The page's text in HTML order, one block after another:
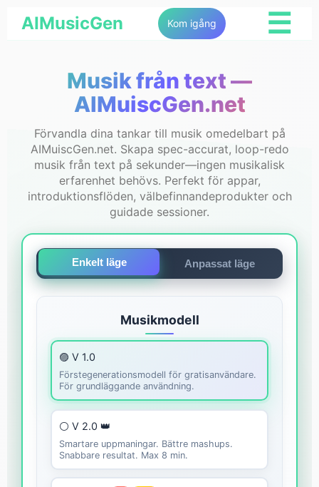
AIMusicGen Kom igång ☰
Musik från text —
AIMuiscGen.net
Förvandla dina tankar till musik omedelbart på
AIMuiscGen.net. Skapa spec-accurat, loop-redo
musik från text på sekunder—ingen musikalisk
erfarenhet behövs. Perfekt för appar,
introduktionsflöden, välbefinnandeprodukter och
guidade sessioner.
Enkelt läge Anpassat läge
Musikmodell
🟣 V 1.0
Förstegenerationsmodell för gratisanvändare.
För grundläggande användning.
⚪ V 2.0 👑
Smartare uppmaningar. Bättre mashups.
Snabbare resultat. Max 8 min.